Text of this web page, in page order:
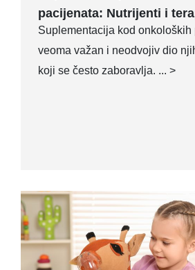
pacijenata: Nutrijenti i
Suplementacija kod onkoloških
veoma važan i neodvojiv dio
koji se često zaboravlja. ... >